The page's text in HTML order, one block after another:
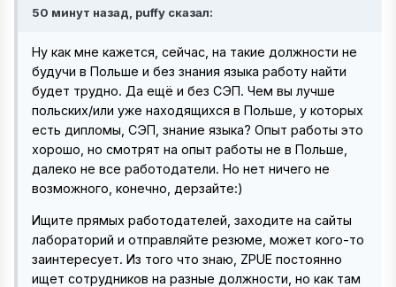
50 минут назад, puffy сказал:
Ну как мне кажется, сейчас, на такие должности не
будучи в Польше и без знания языка работу найти
будет трудно. Да ещё и без СЭП. Чем вы лучше
польских/или уже находящихся в Польше, у которых
есть дипломы, СЭП, знание языка? Опыт работы это
хорошо, но смотрят на опыт работы не в Польше,
далеко не все работодатели. Но нет ничего не
возможного, конечно, дерзайте:)
Ищите прямых работодателей, заходите на сайты
лабораторий и отправляйте резюме, может кого-то
заинтересует. Из того что знаю, ZPUE постоянно
ищет сотрудников на разные должности, но как там